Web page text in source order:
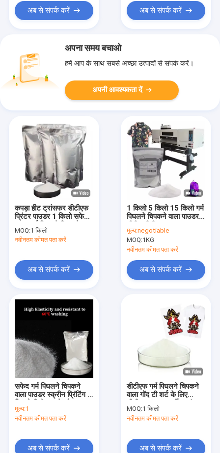
अब से संपर्क करें अब से संपर्क करें
अपना समय बचाओ
हमें आप के साथ सबसे अच्छा उत्पादों से संपर्क करें।
अपनी आवश्यकता दें
कपड़ा हीट ट्रांसफर डीटीएफ
प्रिंटर पाउडर 1 किलो सफेद
काला गर्म पिघलने चिपकने वाला
पाउडर
MOQ:1 किलो
नवीनतम कीमत पता करें
अब से संपर्क करें
1 किलो 5 किलो 15 किलो गर्म
पिघलने चिपकने वाला पाउडर
डीटीएफ प्रिंटर मुद्रण के लिए
मूल्य:negotiable
MOQ:1KG
नवीनतम कीमत पता करें
अब से संपर्क करें
सफेद गर्म पिघलने चिपकने
वाला पाउडर स्क्रीन प्रिंटिंग के
मुद्रण के लिए
मूल्य:1
नवीनतम कीमत पता करें
अब से संपर्क करें
डीटीएफ गर्म पिघलने चिपकने
वाला गोंद टी शर्ट के लिए
डीटीएफ पाउडर गर्मी हस्तांतरण
डीटीएफ मुद्रण
MOQ:1 किलो
नवीनतम कीमत पता करें
अब से संपर्क करें